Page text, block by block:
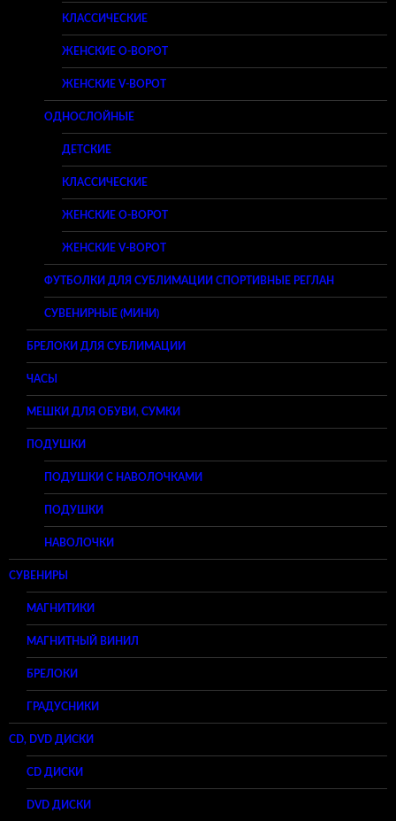
КЛАССИЧЕСКИЕ
ЖЕНСКИЕ O-ВОРОТ
ЖЕНСКИЕ V-ВОРОТ
ОДНОСЛОЙНЫЕ
ДЕТСКИЕ
КЛАССИЧЕСКИЕ
ЖЕНСКИЕ O-ВОРОТ
ЖЕНСКИЕ V-ВОРОТ
ФУТБОЛКИ ДЛЯ СУБЛИМАЦИИ СПОРТИВНЫЕ РЕГЛАН
СУВЕНИРНЫЕ (МИНИ)
БРЕЛОКИ ДЛЯ СУБЛИМАЦИИ
ЧАСЫ
МЕШКИ ДЛЯ ОБУВИ, СУМКИ
ПОДУШКИ
ПОДУШКИ С НАВОЛОЧКАМИ
ПОДУШКИ
НАВОЛОЧКИ
СУВЕНИРЫ
МАГНИТИКИ
МАГНИТНЫЙ ВИНИЛ
БРЕЛОКИ
ГРАДУСНИКИ
CD, DVD ДИСКИ
CD ДИСКИ
DVD ДИСКИ